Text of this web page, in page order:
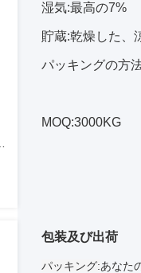
湿気:最高の7%
貯蔵:乾燥した、
パッキングの方
MOQ:3000KG
包装及び出荷
パッキング:あなた